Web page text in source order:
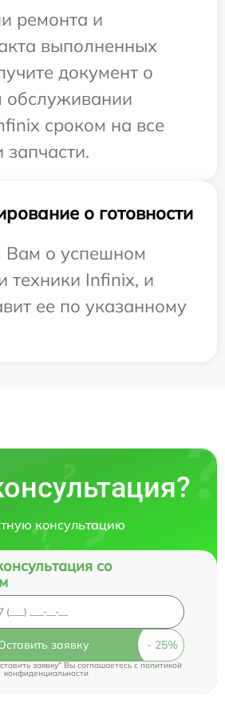
ремонта и
выполненных
документ о
обслуживании
сроком на все
о готовности
о успешном
техники Infinix, и
ее по указанному
консультацию
со
заявку
заявку" Вы соглашаетесь cполитикой
конфиденциальности